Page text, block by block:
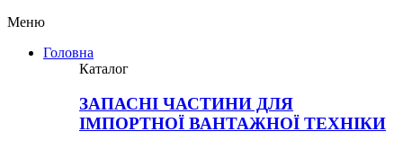
Меню
Головна
Каталог
ЗАПАСНІ ЧАСТИНИ ДЛЯ
ІМПОРТНОЇ ВАНТАЖНОЇ ТЕХНІКИ